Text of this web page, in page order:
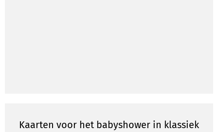
Kaarten voor het babyshower in klassiek